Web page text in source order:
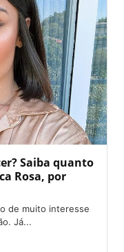
Saiba quanto
Rosa, por
de muito interesse
Já...